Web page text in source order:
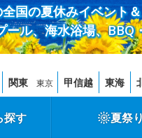
国の夏休みイベント
ール、海水浴場、
関東 東京 甲信越 東海
探す 夏祭り